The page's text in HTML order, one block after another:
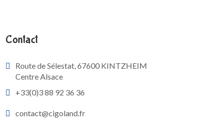
Contact
Route de Sélestat, 67600 KINTZHEIM
Centre Alsace
+33(0)3 88 92 36 36
contact@cigoland.fr